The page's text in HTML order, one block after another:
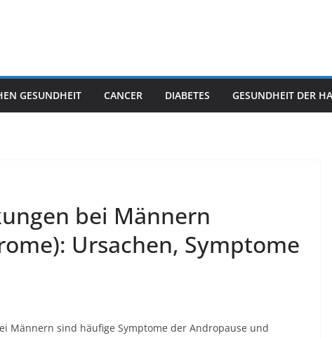
GESUNDHEIT CANCER DIABETES GESUNDHEIT DER
bei Männern
Ursachen, Symptome
Männern sind häufige Symptome der Andropause und